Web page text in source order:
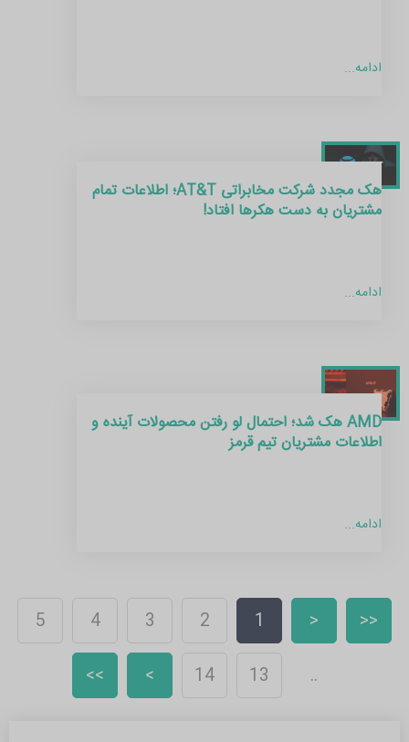
ادامه...
هک مجدد شرکت مخابراتی AT&T؛ اطلاعات تمام
مشتریان به دست هکرها افتاد!
ادامه...
AMD هک شد؛ احتمال لو رفتن محصولات آینده و
اطلاعات مشتریان تیم قرمز
ادامه...
<<
<
1
2
3
4
5
..
13
14
>
>>